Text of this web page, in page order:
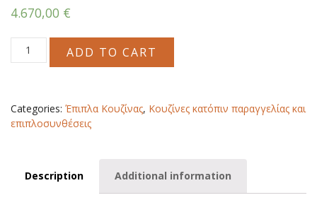
4.670,00 €
ΤΡΟΠΟΣ
ΚΟΣΤΟΛΟΓΗΣΗΣ
MDF
ΑΚΡΥΛΙΚΟ
ΓΥΑΛΙΣΤΕΡΟ
ADD TO CART
Categories: Έπιπλα Κουζίνας, Κουζίνες κατόπιν παραγγελίας και
επιπλοσυνθέσεις
Description Additional information